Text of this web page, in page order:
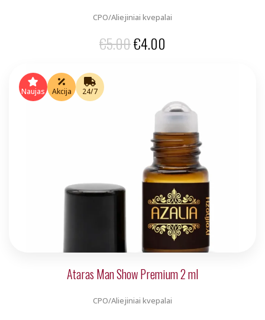
CPO/Aliejiniai kvepalai
€5.00Original
€5.00.
€4.00
€4.00.
Naujas Akcija 24/7
Ataras Man Show Premium 2 ml
CPO/Aliejiniai kvepalai